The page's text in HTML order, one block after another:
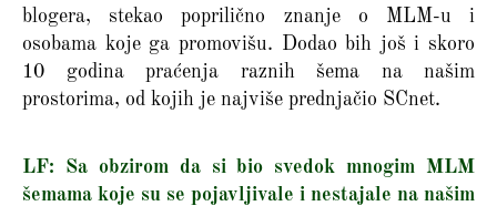
blogera, stekao poprilično znanje o MLM-u i
osobama koje ga promovišu. Dodao bih još i skoro
10 godina praćenja raznih šema na našim
prostorima, od kojih je najviše prednjačio SCnet.
LF: Sa obzirom da si bio svedok mnogim MLM
šemama koje su se pojavljivale i nestajale na našim